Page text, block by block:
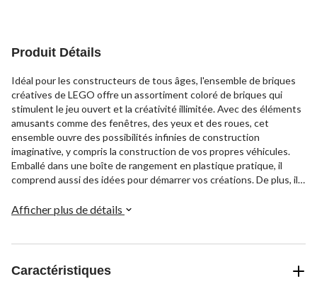
Produit Détails
Idéal pour les constructeurs de tous âges, l'ensemble de briques
créatives de LEGO offre un assortiment coloré de briques qui
stimulent le jeu ouvert et la créativité illimitée. Avec des éléments
amusants comme des fenêtres, des yeux et des roues, cet
ensemble ouvre des possibilités infinies de construction
imaginative, y compris la construction de vos propres véhicules.
Emballé dans une boîte de rangement en plastique pratique, il
comprend aussi des idées pour démarrer vos créations. De plus, il
pour des heures de plaisir créatif.
Afficher plus de détails
Caractéristiques